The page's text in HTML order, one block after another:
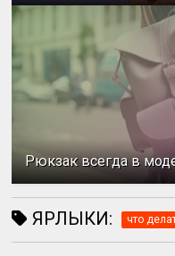
Рюкзак всегда в
ЯРЛЫКИ: что